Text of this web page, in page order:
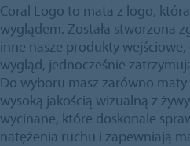
Coral Logo to mata z logo,
wyglądem. Została stworzona
inne nasze produkty
wygląd, jednocześnie
Do wyboru masz zarówno
wysoką jakością wizualną z
wycinane, które doskonale
natężenia ruchu i zapewniają